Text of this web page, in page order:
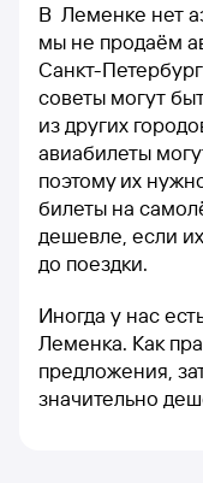
В Леменке нет
мы не продаём
Санкт-
советы могут
из других
авиабилеты
поэтому их
билеты на
дешевле, если
до поездки.
Иногда у нас
Леменка. Как
предложения,
значительно